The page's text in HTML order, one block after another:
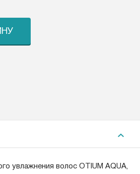
увлажнения волос OTIUM AQUA,